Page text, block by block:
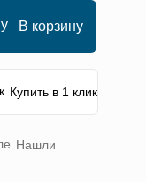
В корзину
Купить в 1 клик
Нашли